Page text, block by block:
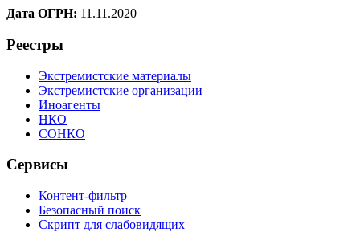
Дата ОГРН: 11.11.2020
Реестры
Экстремистские материалы
Экстремистские организации
Иноагенты
НКО
СОНКО
Сервисы
Контент-фильтр
Безопасный поиск
Скрипт для слабовидящих